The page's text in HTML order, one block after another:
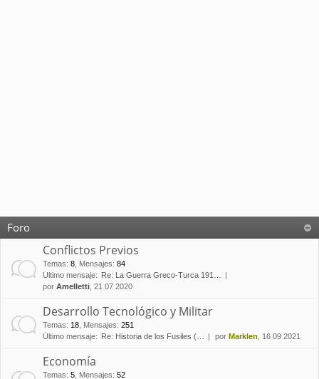
Foro
Conflictos Previos
Temas: 8 Mensajes: 84
Último mensaje:
Re: La Guerra Greco-Turca 191…
por Amelletti , 21 07 2020
Desarrollo Tecnológico y Militar
Temas: 18 Mensajes: 251
Último mensaje:
Re: Historia de los Fusiles (… por Marklen , 16 09 2021
Economía
Temas: 5 Mensajes: 52